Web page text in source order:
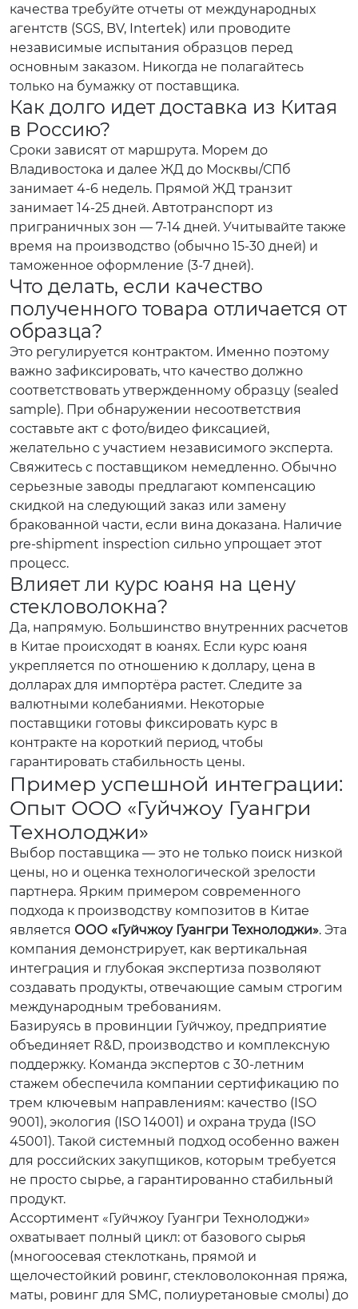
качества требуйте отчеты от международных
агентств (SGS, BV, Intertek) или проводите
независимые испытания образцов перед
основным заказом. Никогда не полагайтесь
только на бумажку от поставщика.
Как долго идет доставка из Китая
в Россию?
Сроки зависят от маршрута. Морем до
Владивостока и далее ЖД до Москвы/СПб
занимает 4-6 недель. Прямой ЖД транзит
занимает 14-25 дней. Автотранспорт из
приграничных зон — 7-14 дней. Учитывайте также
время на производство (обычно 15-30 дней) и
таможенное оформление (3-7 дней).
Что делать, если качество
полученного товара отличается от
образца?
Это регулируется контрактом. Именно поэтому
важно зафиксировать, что качество должно
соответствовать утвержденному образцу (sealed
sample). При обнаружении несоответствия
составьте акт с фото/видео фиксацией,
желательно с участием независимого эксперта.
Свяжитесь с поставщиком немедленно. Обычно
серьезные заводы предлагают компенсацию
скидкой на следующий заказ или замену
бракованной части, если вина доказана. Наличие
pre-shipment inspection сильно упрощает этот
процесс.
Влияет ли курс юаня на цену
стекловолокна?
Да, напрямую. Большинство внутренних расчетов
в Китае происходят в юанях. Если курс юаня
укрепляется по отношению к доллару, цена в
долларах для импортёра растет. Следите за
валютными колебаниями. Некоторые
поставщики готовы фиксировать курс в
контракте на короткий период, чтобы
гарантировать стабильность цены.
Пример успешной интеграции:
Опыт ООО «Гуйчжоу Гуангри
Технолоджи»
Выбор поставщика — это не только поиск низкой
цены, но и оценка технологической зрелости
партнера. Ярким примером современного
подхода к производству композитов в Китае
является ООО «Гуйчжоу Гуангри Технолоджи». Эта
компания демонстрирует, как вертикальная
интеграция и глубокая экспертиза позволяют
создавать продукты, отвечающие самым строгим
международным требованиям.
Базируясь в провинции Гуйчжоу, предприятие
объединяет R&D, производство и комплексную
поддержку. Команда экспертов с 30-летним
стажем обеспечила компании сертификацию по
трем ключевым направлениям: качество (ISO
9001), экология (ISO 14001) и охрана труда (ISO
45001). Такой системный подход особенно важен
для российских закупщиков, которым требуется
не просто сырье, а гарантированно стабильный
продукт.
Ассортимент «Гуйчжоу Гуангри Технолоджи»
охватывает полный цикл: от базового сырья
(многоосевая стеклоткань, прямой и
щелочестойкий ровинг, стекловолоконная пряжа,
маты, ровинг для SMC, полиуретановые смолы) до